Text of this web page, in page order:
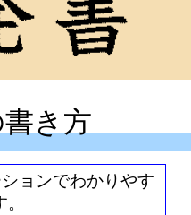
書き方
ョンでわかりやす